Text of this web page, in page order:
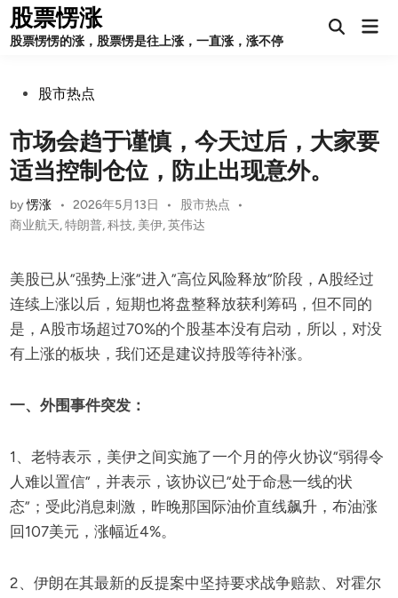
Skip
to
content
股票愣涨
股票愣愣的涨，股票愣是往上涨，一直涨，涨不停
Open
Posted股市热点
市场会趋于谨慎，今天过后，大家要
适当控制仓位，防止出现意外。
by愣涨 • 2026年5月13日 •
Posted
in
股市热点
•
商业航天,特朗普,科技, 美伊,英伟达
美股已从”强势上涨”进入”高位风险释放”阶段，A股经过
连续上涨以后，短期也将盘整释放获利筹码，但不同的
是，A股市场超过70%的个股基本没有启动，所以，对没
有上涨的板块，我们还是建议持股等待补涨。
一、外围事件突发：
1、老特表示，美伊之间实施了一个月的停火协议”弱得令
人难以置信”，并表示，该协议已”处于命悬一线的状
态”；受此消息刺激，昨晚那国际油价直线飙升，布油涨
回107美元，涨幅近4%。
2、伊朗在其最新的反提案中坚持要求战争赔款、对霍尔